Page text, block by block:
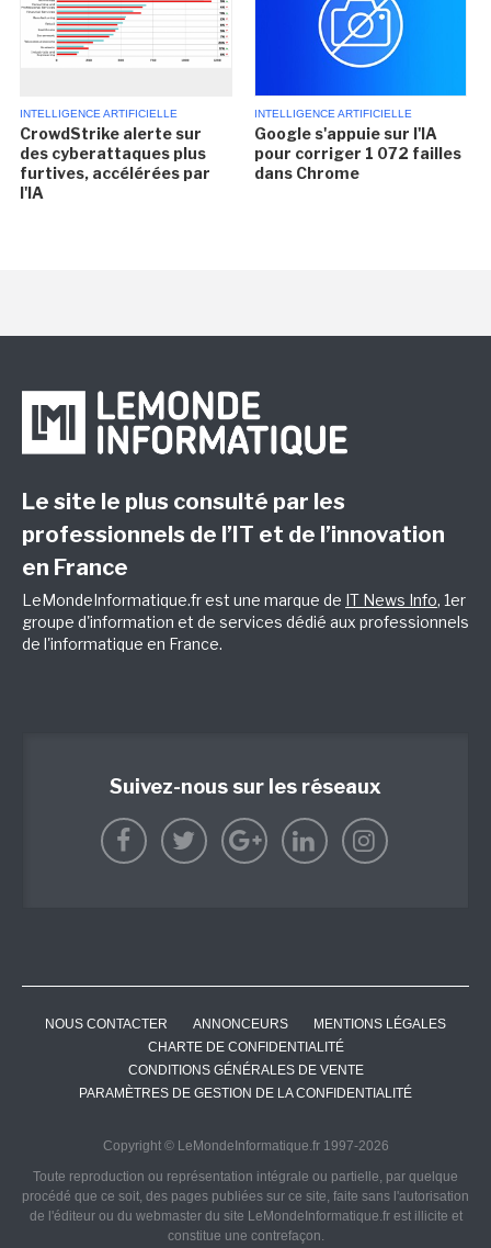
INTELLIGENCE ARTIFICIELLE
CrowdStrike alerte sur
des cyberattaques plus
furtives, accélérées par
l'IA
INTELLIGENCE ARTIFICIELLE
Google s'appuie sur l'IA
pour corriger 1 072 failles
dans Chrome
Le site le plus consulté par les
professionnels de l’IT et de l’innovation
en France
LeMondeInformatique.fr est une marque de IT News Info, 1er
groupe d'information et de services dédié aux professionnels
de l'informatique en France.
Suivez-nous sur les réseaux
NOUS CONTACTER ANNONCEURS
MENTIONS LÉGALES
CHARTE DE CONFIDENTIALITÉ
CONDITIONS GÉNÉRALES DE VENTE
PARAMÈTRES DE GESTION DE LA CONFIDENTIALITÉ
Copyright © LeMondeInformatique.fr 1997-2026
Toute reproduction ou représentation intégrale ou partielle, par quelque
procédé que ce soit, des pages publiées sur ce site, faite sans l'autorisation
de l'éditeur ou du webmaster du site LeMondeInformatique.fr est illicite et
constitue une contrefaçon.